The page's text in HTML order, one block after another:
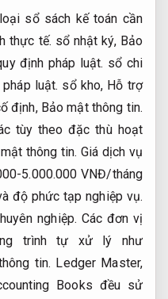
sổ sách kế toán cần
thực tế. sổ nhật ký, Bảo
định pháp luật. sổ chi
luật. sổ kho, Hỗ trợ
định, Bảo mật thông tin.
tùy theo đặc thù hoạt
thông tin. Giá dịch vụ
5.000.000 VNĐ/tháng
độ phức tạp nghiệp vụ.
nghiệp. Các đơn vị
trình tự xử lý như
tin. Ledger Master,
Books đều sử